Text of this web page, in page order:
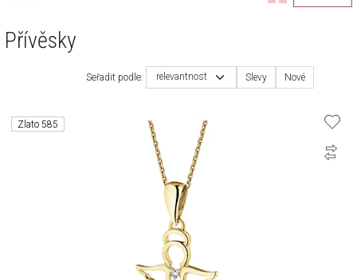
Přívěsky
Seřadit podle: relevantnost Slevy Nové
Zlato 585